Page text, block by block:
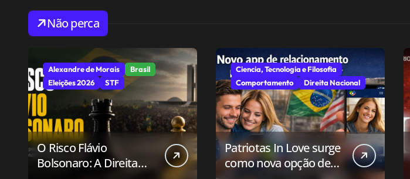
Não perca
Alexandre de Morais
Brasil
Eleições 2026
STF
O Risco Flávio
Bolsonaro: A Direita
Ciencia, Tecnologia e Filosofia
Comportamento
Direita Nacional
Patriotas In Love surge
como nova opção de